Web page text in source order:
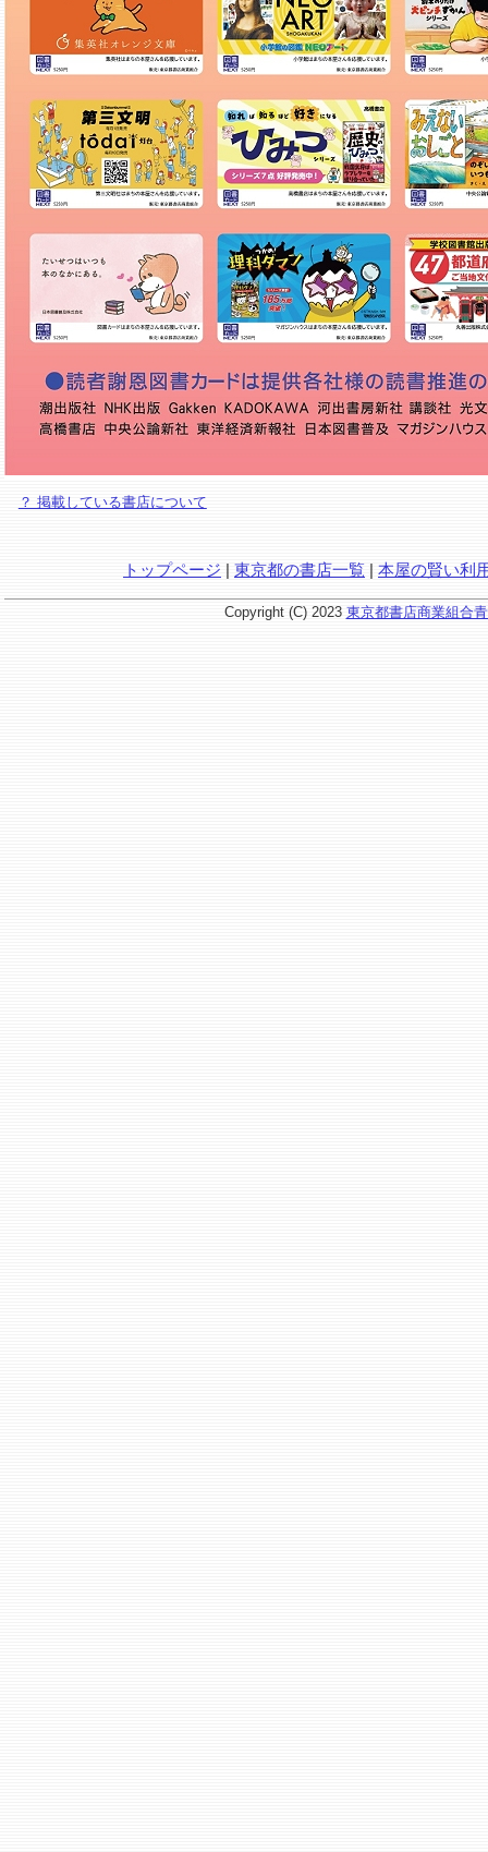
？ 掲載している書店について
トップページ | 東京都の書店一覧 | 本屋の賢い利
Copyright (C) 2023 東京都書店商業組合